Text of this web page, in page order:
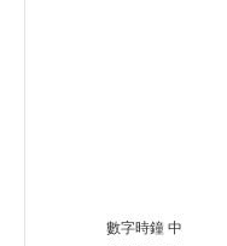
數字時鐘 中